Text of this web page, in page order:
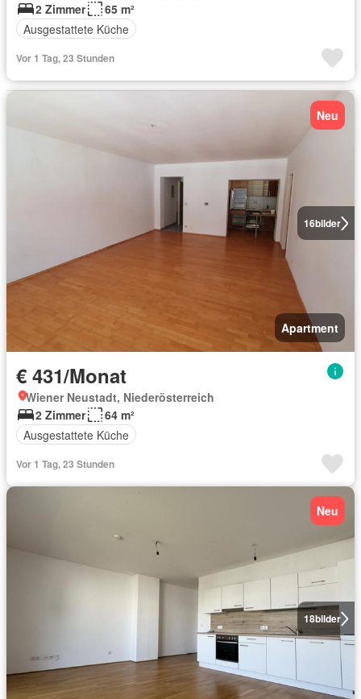
2 Zimmer
65 m²
Ausgestattete Küche
Vor 1 Tag, 23 Stunden
16bilder
Neu
Apartment
€ 431/Monat
Wiener Neustadt, Niederösterreich
2 Zimmer
64 m²
Ausgestattete Küche
Vor 1 Tag, 23 Stunden
18bilder
Neu